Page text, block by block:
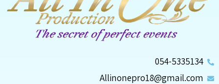
054-5335134
Allinonepro18@gmail.com